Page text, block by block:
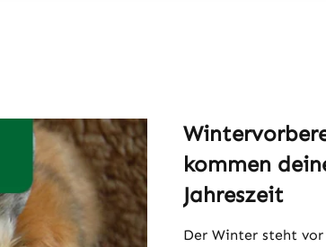
kommen
Jahreszeit
Der Winter steht